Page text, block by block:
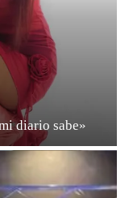
diario sabe»